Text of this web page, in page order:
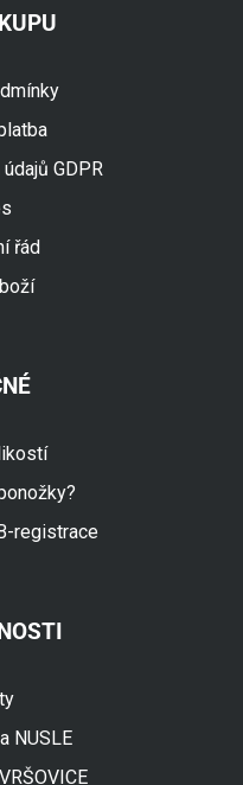
GDPR
řád
registrace
NUSLE